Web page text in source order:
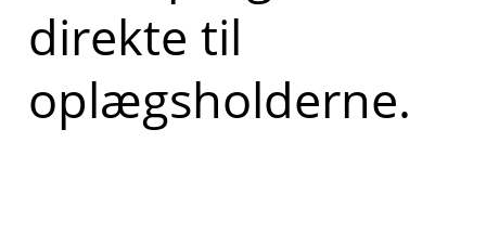
direkte til
oplægsholderne.